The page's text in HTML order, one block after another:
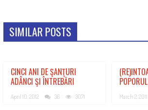
SIMILAR POSTS
CINCI ANI DE ŞANŢURI
ADÂNCI ŞI ÎNTREBĂRI
April 10, 2012 36 3071 March 2, 2011